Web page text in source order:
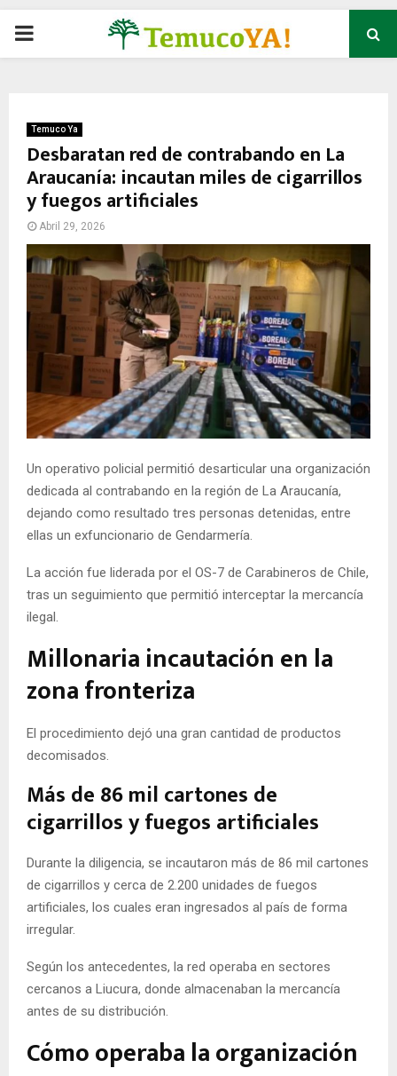
P
M
A
R
E
N
U
Temuco Ya
Desbaratan red de contrabando en La
Araucanía: incautan miles de cigarrillos
y fuegos artificiales
Abril 29, 2026
Un operativo policial permitió desarticular una organización
dedicada al contrabando en la región de La Araucanía,
dejando como resultado tres personas detenidas, entre
ellas un exfuncionario de Gendarmería.
La acción fue liderada por el OS-7 de Carabineros de Chile,
tras un seguimiento que permitió interceptar la mercancía
ilegal.
Millonaria incautación en la
zona fronteriza
El procedimiento dejó una gran cantidad de productos
decomisados.
Más de 86 mil cartones de
cigarrillos y fuegos artificiales
Durante la diligencia, se incautaron más de 86 mil cartones
de cigarrillos y cerca de 2.200 unidades de fuegos
artificiales, los cuales eran ingresados al país de forma
irregular.
Según los antecedentes, la red operaba en sectores
cercanos a Liucura, donde almacenaban la mercancía
antes de su distribución.
Cómo operaba la organización